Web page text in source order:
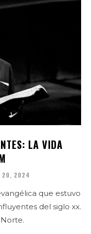
LA VIDA
20, 2024
que estuvo
del siglo xx.